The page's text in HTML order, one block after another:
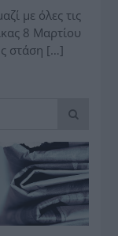
με όλες τις
8 Μαρτίου
στάση […]